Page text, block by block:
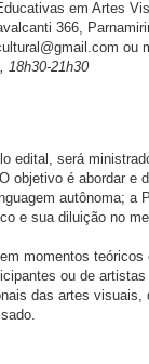
em Artes
366,
ou
18h30-21h30
edital, será
objetivo é abordar e
autônoma; a
e sua diluição no
momentos
ou de
das artes